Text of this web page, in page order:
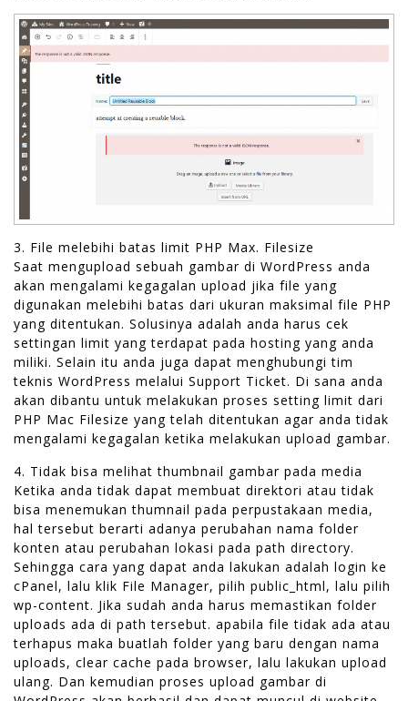
3. File melebihi batas limit PHP Max. Filesize
Saat mengupload sebuah gambar di WordPress anda
akan mengalami kegagalan upload jika file yang
digunakan melebihi batas dari ukuran maksimal file PHP
yang ditentukan. Solusinya adalah anda harus cek
settingan limit yang terdapat pada hosting yang anda
miliki. Selain itu anda juga dapat menghubungi tim
teknis WordPress melalui Support Ticket. Di sana anda
akan dibantu untuk melakukan proses setting limit dari
PHP Mac Filesize yang telah ditentukan agar anda tidak
mengalami kegagalan ketika melakukan upload gambar.
4. Tidak bisa melihat thumbnail gambar pada media
Ketika anda tidak dapat membuat direktori atau tidak
bisa menemukan thumnail pada perpustakaan media,
hal tersebut berarti adanya perubahan nama folder
konten atau perubahan lokasi pada path directory.
Sehingga cara yang dapat anda lakukan adalah login ke
cPanel, lalu klik File Manager, pilih public_html, lalu pilih
wp-content. Jika sudah anda harus memastikan folder
uploads ada di path tersebut. apabila file tidak ada atau
terhapus maka buatlah folder yang baru dengan nama
uploads, clear cache pada browser, lalu lakukan upload
ulang. Dan kemudian proses upload gambar di